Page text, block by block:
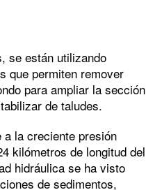
se están utilizando
que permiten remover
para ampliar la sección
de taludes.
la creciente presión
kilómetros de longitud del
hidráulica se ha visto
de sedimentos,